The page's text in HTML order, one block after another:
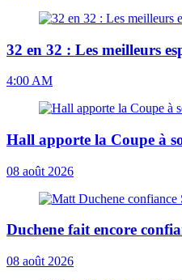
32 en 32 : Les meilleurs
4:00 AM
Hall apporte la Coupe à
08 août 2026
Duchene fait encore
08 août 2026